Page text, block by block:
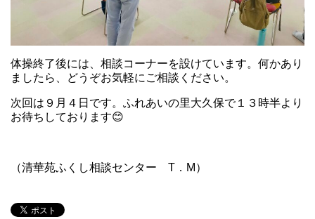
体操終了後には、相談コーナーを設けています。何かあり
ましたら、どうぞお気軽にご相談ください。
次回は９月４日です。ふれあいの里大久保で１３時半より
お待ちしております😊
（清華苑ふくし相談センター T．M）